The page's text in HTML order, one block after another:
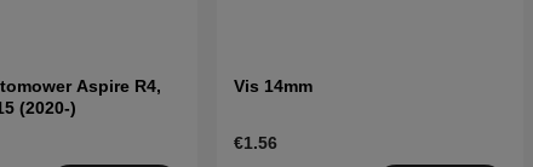
Aspire R4,
(2020-)
Vis 14mm
€1.56